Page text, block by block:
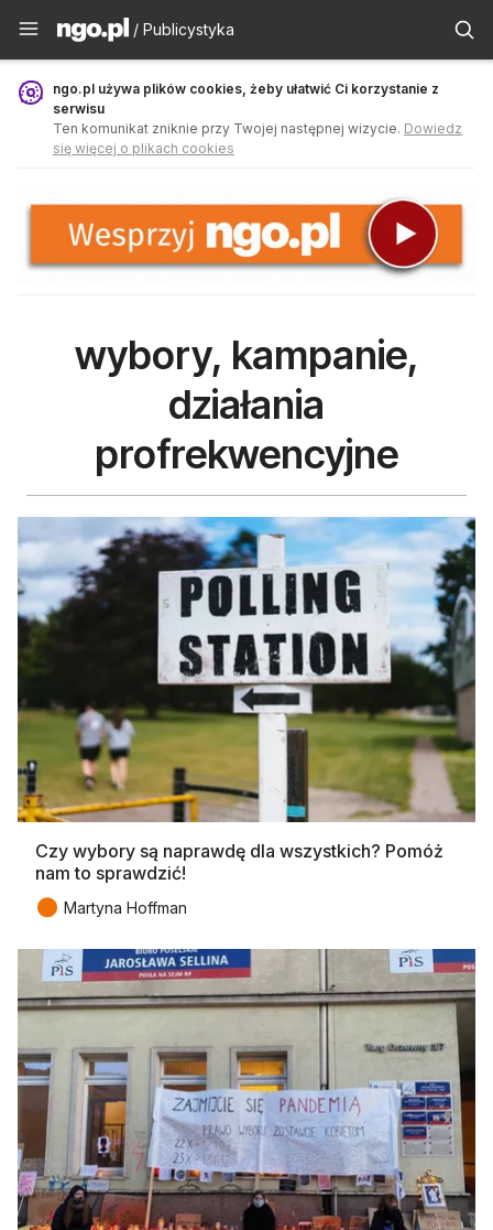
Publicystyka - ngo.pl
/ Publicystyka
ngo.pl używa plików cookies, żeby ułatwić Ci korzystanie z
serwisu
Ten komunikat zniknie przy Twojej następnej wizycie. Dowiedz
się więcej o plikach cookies
wybory, kampanie,
działania
profrekwencyjne
Czy wybory są naprawdę dla wszystkich? Pomóż
nam to sprawdzić!
● Martyna Hoffman